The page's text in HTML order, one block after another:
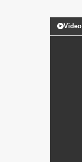
Video